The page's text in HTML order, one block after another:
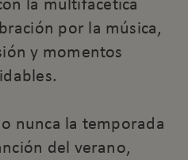
por la música,
y momentos
nunca la temporada
del verano,